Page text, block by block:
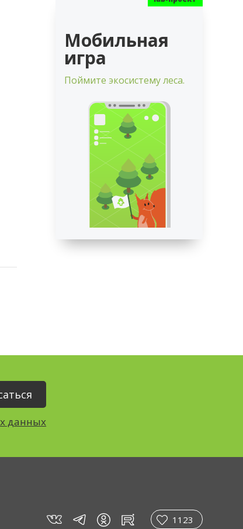
Мобильная
игра
Поймите экосистему леса.
данных
vk tg in rt 1123